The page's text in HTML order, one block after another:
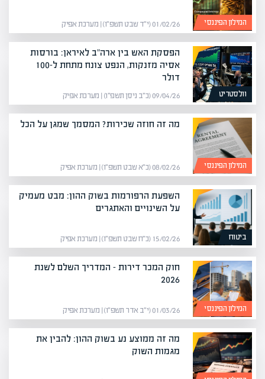
המילון הפיננסי 01/02/26 (י״ד שבט תשפ״ו) | מערכת אפיק
וולסטריט
הפסקת האש בין ארה"ב לאיראן: בורסות
אסיה מזנקות, הנפט צונח מתחת ל-100
דולר
09/04/26 (כ״ב ניסן תשפ״ו) | מערכת אפיק
המילון הפיננסי
מה זה חוזה שכירות? המסמך שמגן על הכל
08/02/26 (כ״א שבט תשפ״ו) | מערכת אפיק
ביטוח
השפעת הרפורמות בשוק ההון: מבט מעמיק
על השינויים והאתגרים
15/02/26 (כ״ח שבט תשפ״ו) | מערכת אפיק
המילון הפיננסי
חוק המכר דירות – המדריך השלם לשנת
2026
01/03/26 (י״ב אדר תשפ״ו) | מערכת אפיק
מה זה ממוצע נע בשוק ההון: להבין את
מגמות השוק